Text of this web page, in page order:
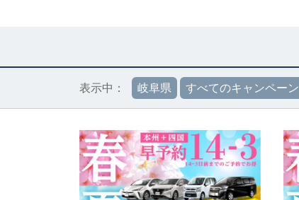
表示中： 岐阜県 すべてのキャンペーン